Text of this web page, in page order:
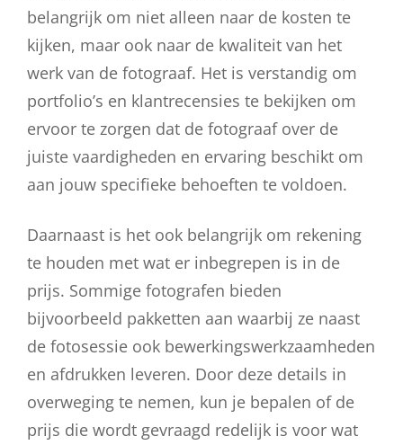
belangrijk om niet alleen naar de kosten te
kijken, maar ook naar de kwaliteit van het
werk van de fotograaf. Het is verstandig om
portfolio’s en klantrecensies te bekijken om
ervoor te zorgen dat de fotograaf over de
juiste vaardigheden en ervaring beschikt om
aan jouw specifieke behoeften te voldoen.
Daarnaast is het ook belangrijk om rekening
te houden met wat er inbegrepen is in de
prijs. Sommige fotografen bieden
bijvoorbeeld pakketten aan waarbij ze naast
de fotosessie ook bewerkingswerkzaamheden
en afdrukken leveren. Door deze details in
overweging te nemen, kun je bepalen of de
prijs die wordt gevraagd redelijk is voor wat